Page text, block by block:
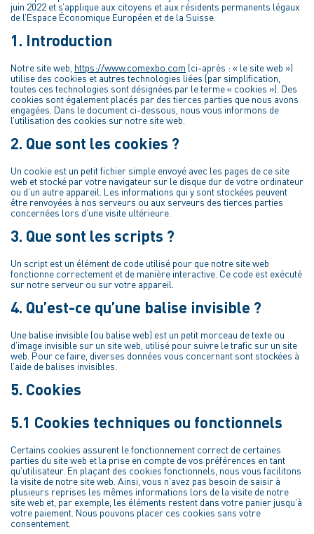
juin 2022 et s’applique aux citoyens et aux résidents permanents légaux
de l’Espace Économique Européen et de la Suisse.
1. Introduction
Notre site web, https://www.comexbo.com (ci-après : « le site web »)
utilise des cookies et autres technologies liées (par simplification,
toutes ces technologies sont désignées par le terme « cookies »). Des
cookies sont également placés par des tierces parties que nous avons
engagées. Dans le document ci-dessous, nous vous informons de
l’utilisation des cookies sur notre site web.
2. Que sont les cookies ?
Un cookie est un petit fichier simple envoyé avec les pages de ce site
web et stocké par votre navigateur sur le disque dur de votre ordinateur
ou d’un autre appareil. Les informations qui y sont stockées peuvent
être renvoyées à nos serveurs ou aux serveurs des tierces parties
concernées lors d’une visite ultérieure.
3. Que sont les scripts ?
Un script est un élément de code utilisé pour que notre site web
fonctionne correctement et de manière interactive. Ce code est exécuté
sur notre serveur ou sur votre appareil.
4. Qu’est-ce qu’une balise invisible ?
Une balise invisible (ou balise web) est un petit morceau de texte ou
d’image invisible sur un site web, utilisé pour suivre le trafic sur un site
web. Pour ce faire, diverses données vous concernant sont stockées à
l’aide de balises invisibles.
5. Cookies
5.1 Cookies techniques ou fonctionnels
Certains cookies assurent le fonctionnement correct de certaines
parties du site web et la prise en compte de vos préférences en tant
qu’utilisateur. En plaçant des cookies fonctionnels, nous vous facilitons
la visite de notre site web. Ainsi, vous n’avez pas besoin de saisir à
plusieurs reprises les mêmes informations lors de la visite de notre
site web et, par exemple, les éléments restent dans votre panier jusqu’à
votre paiement. Nous pouvons placer ces cookies sans votre
consentement.